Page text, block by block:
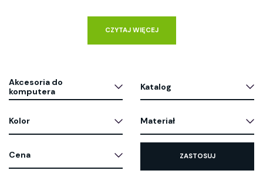
CZYTAJ WIĘCEJ
Akcesoria do
komputera
Katalog
Kolor Materiał
Cena ZASTOSUJ